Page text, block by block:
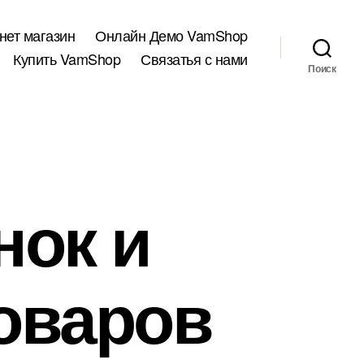
магазин
Онлайн Демо VamShop
Купить VamShop
Связатья с нами Поиск
и